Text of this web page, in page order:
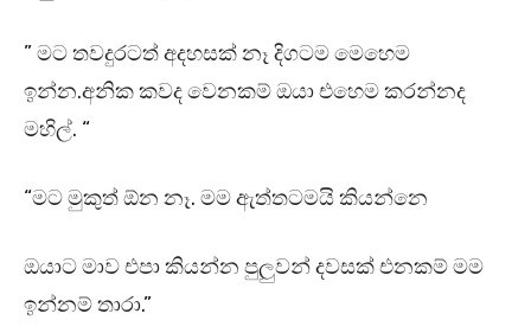
” මට තවදුරටත් අදහසක් නෑ දිගටම මෙහෙම
ඉන්න.අනික කවද වෙනකම් ඔයා එහෙම කරන්නද
මහිල්. “
“මට මුකුත් ඕන නෑ. මම ඇත්තටමයි කියන්නෙ
ඔයාට මාව එපා කියන්න පුලුවන් දවසක් එනකම් මම
ඉන්නම් තාරා.”